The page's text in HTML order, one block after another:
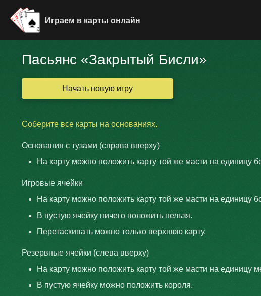
Играем в карты онлайн
Пасьянс «Закрытый Бисли»
Начать новую игру
Соберите все карты на основаниях.
Основания с тузами (справа вверху)
На карту можно положить карту той же масти на единицу
Игровые ячейки
На карту можно положить карту той же масти на единицу
В пустую ячейку ничего положить нельзя.
Перетаскивать можно только верхнюю карту.
Резервные ячейки (слева вверху)
На карту можно положить карту той же масти на единицу
В пустую ячейку можно положить короля.